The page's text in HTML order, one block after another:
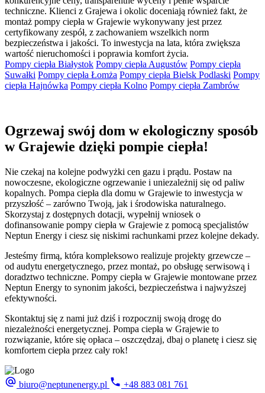
techniczne. Klienci z Grajewa i okolic doceniają również fakt, że
montaż pompy ciepła w Grajewie wykonywany jest przez
certyfikowany zespół, z zachowaniem wszelkich norm
bezpieczeństwa i jakości. To inwestycja na lata, która zwiększa
wartość nieruchomości i poprawia komfort życia.
Pompy ciepła Białystok Pompy ciepła Augustów Pompy ciepła
Suwałki Pompy ciepła Łomża Pompy ciepła Bielsk Podlaski Pompy
ciepła Hajnówka Pompy ciepła Kolno Pompy ciepła Zambrów
Ogrzewaj swój dom w ekologiczny sposób
w Grajewie dzięki pompie ciepła!
Nie czekaj na kolejne podwyżki cen gazu i prądu. Postaw na
nowoczesne, ekologiczne ogrzewanie i uniezależnij się od paliw
kopalnych. Pompa ciepła dla domu w Grajewie to inwestycja w
przyszłość – zarówno Twoją, jak i środowiska naturalnego.
Skorzystaj z dostępnych dotacji, wypełnij wniosek o
dofinansowanie pompy ciepła w Grajewie z pomocą specjalistów
Neptun Energy i ciesz się niskimi rachunkami przez kolejne dekady.
Jesteśmy firmą, która kompleksowo realizuje projekty grzewcze –
od audytu energetycznego, przez montaż, po obsługę serwisową i
doradztwo techniczne. Pompy ciepła w Grajewie montowane przez
Neptun Energy to synonim jakości, bezpieczeństwa i najwyższej
efektywności.
Skontaktuj się z nami już dziś i rozpocznij swoją drogę do
niezależności energetycznej. Pompa ciepła w Grajewie to
rozwiązanie, które się opłaca – oszczędzaj, dbaj o planetę i ciesz się
komfortem ciepła przez cały rok!
biuro@neptunenergy.pl +48 883 081 761